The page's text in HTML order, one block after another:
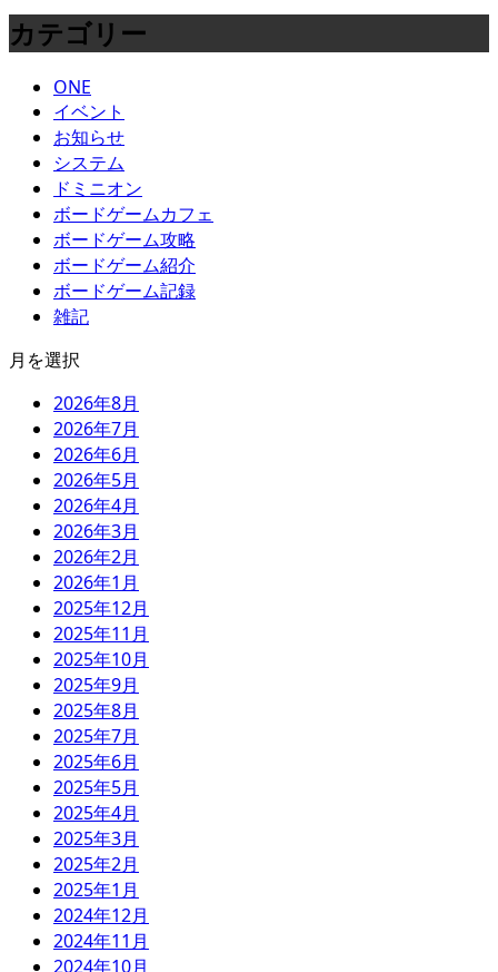
カテゴリー
ONE
イベント
お知らせ
システム
ドミニオン
ボードゲームカフェ
ボードゲーム攻略
ボードゲーム紹介
ボードゲーム記録
雑記
月を選択
2026年8月
2026年7月
2026年6月
2026年5月
2026年4月
2026年3月
2026年2月
2026年1月
2025年12月
2025年11月
2025年10月
2025年9月
2025年8月
2025年7月
2025年6月
2025年5月
2025年4月
2025年3月
2025年2月
2025年1月
2024年12月
2024年11月
2024年10月